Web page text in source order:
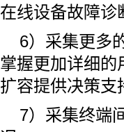
在线设备故障诊
6）采集更多
掌握更加详细的
扩容提供决策支
7）采集终端